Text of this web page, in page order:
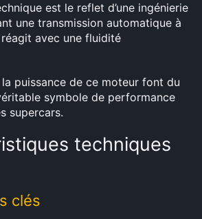
est le reflet d’une ingénierie
une transmission automatique à
avec une fluidité
puissance de ce moteur font du
symbole de performance
supercars.
techniques
clés